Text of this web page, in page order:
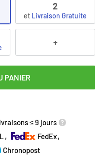
2
et Livraison Gratuite
+
PANIER
≤ 9 jours
FedEx
Chronopost